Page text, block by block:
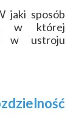
jaki sposób
w której
w ustroju